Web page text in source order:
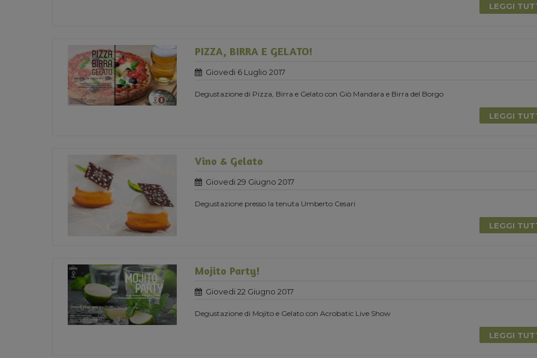
LEGGI
PIZZA, BIRRA E GELATO!
Giovedi 6 Luglio 2017
Degustazione di Pizza, Birra e Gelato con Giò Mandara e Birra del Borgo
LEGGI
Vino & Gelato
Giovedi 29 Giugno 2017
Degustazione presso la tenuta Umberto Cesari
LEGGI
Mojito Party!
Giovedi 22 Giugno 2017
Degustazione di Mojito e Gelato con Acrobatic Live Show
LEGGI